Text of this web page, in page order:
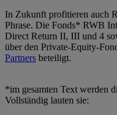
In Zukunft profitieren auch
Phrase. Die Fonds* RWB
Direct Return II, III und 4
über den Private-Equity-
Partners beteiligt.
*im gesamten Text werden
Vollständig lauten sie: